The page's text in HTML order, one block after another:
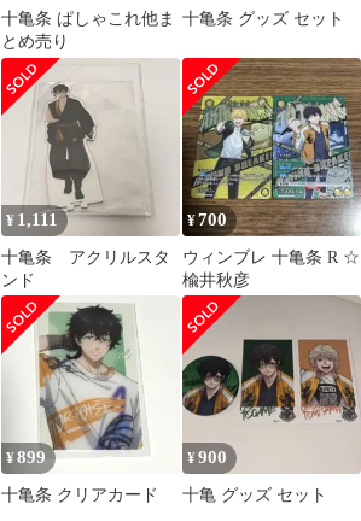
十亀条 ぱしゃこれ他ま
とめ売り
十亀条 グッズ セット
¥ 1,111
十亀条 アクリルスタ
ンド
¥700
ウィンブレ 十亀条 R ☆
楡井秋彦
¥899
十亀条 クリアカード
¥900
十亀 グッズ セット